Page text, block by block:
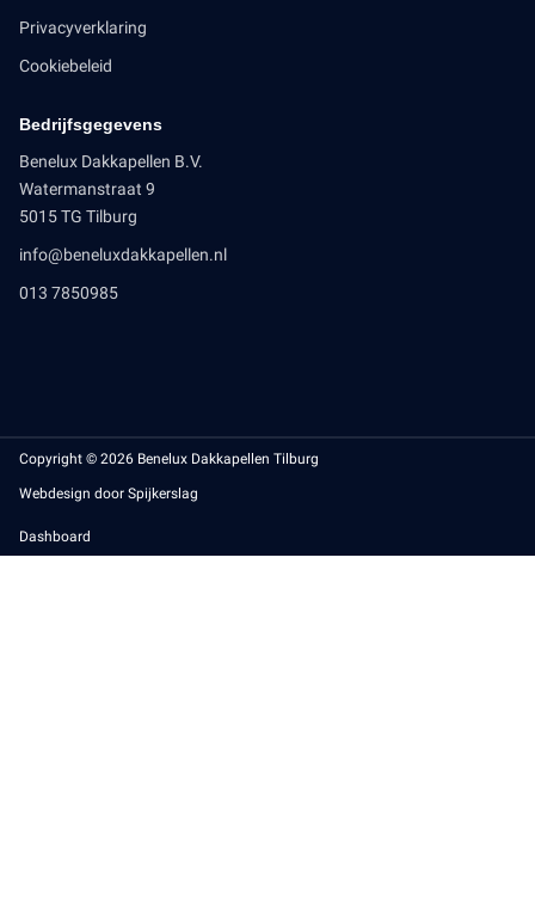
Privacyverklaring
Cookiebeleid
Bedrijfsgegevens
Benelux Dakkapellen B.V.
Watermanstraat 9
5015 TG Tilburg
info@beneluxdakkapellen.nl
013 7850985
Copyright © 2026 Benelux Dakkapellen Tilburg
Webdesign door Spijkerslag
Dashboard